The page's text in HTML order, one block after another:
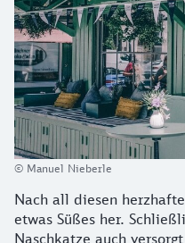
© Manuel Nieberle
Nach all diesen
etwas Süßes her.
Naschkatze auch